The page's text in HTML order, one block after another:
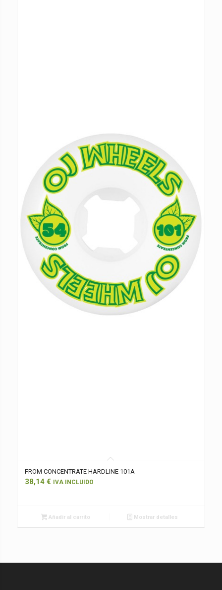
FROM CONCENTRATE HARDLINE 101A
38,14 € IVA INCLUIDO
Añadir al carrito Mostrar detalles